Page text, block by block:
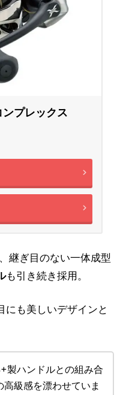
プレックス
継ぎ目のない一体成型
も引き続き採用。
にも美しいデザインと
製ハンドルとの組み合
級感を漂わせていま